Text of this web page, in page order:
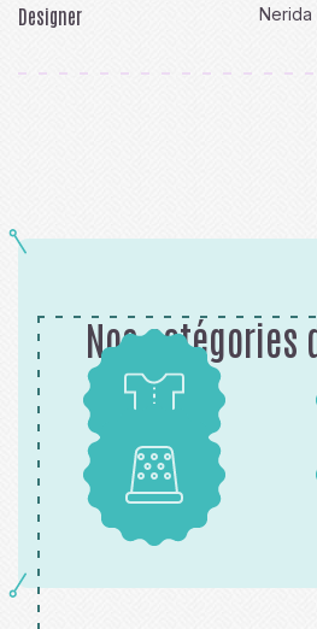
Designer Nerida
Nos catégories
Patrons
Mercerie